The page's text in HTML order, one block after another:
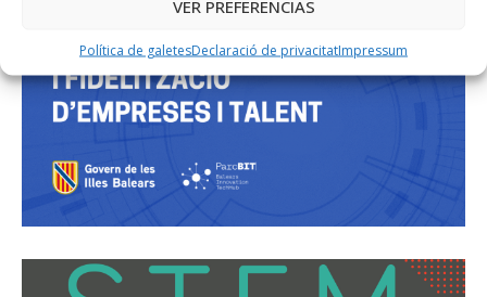
VER PREFERENCIAS
Política de galetesDeclaració de privacitatImpressum